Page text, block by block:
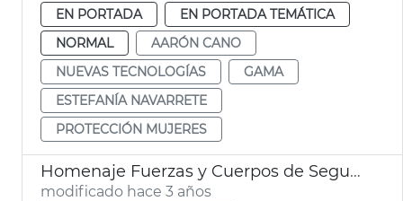
EN PORTADA
EN PORTADA TEMÁTICA
NORMAL
AARÓN CANO
NUEVAS TECNOLOGÍAS
GAMA
ESTEFANÍA NAVARRETE
PROTECCIÓN MUJERES
Homenaje Fuerzas y Cuerpos de Seguridad Senado
modificado hace 3 años